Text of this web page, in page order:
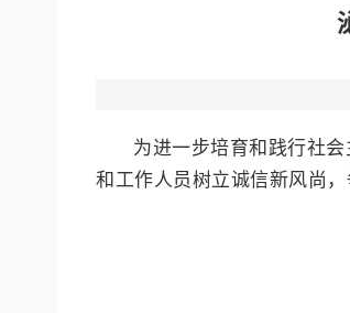
为进一步培育和践行社会
和工作人员树立诚信新风尚，